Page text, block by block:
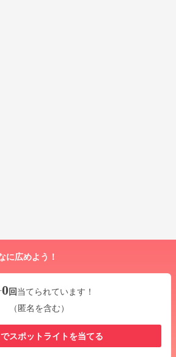
に広めよう！
0回当てられています！
（匿名を含む）
スポットライトを当てる